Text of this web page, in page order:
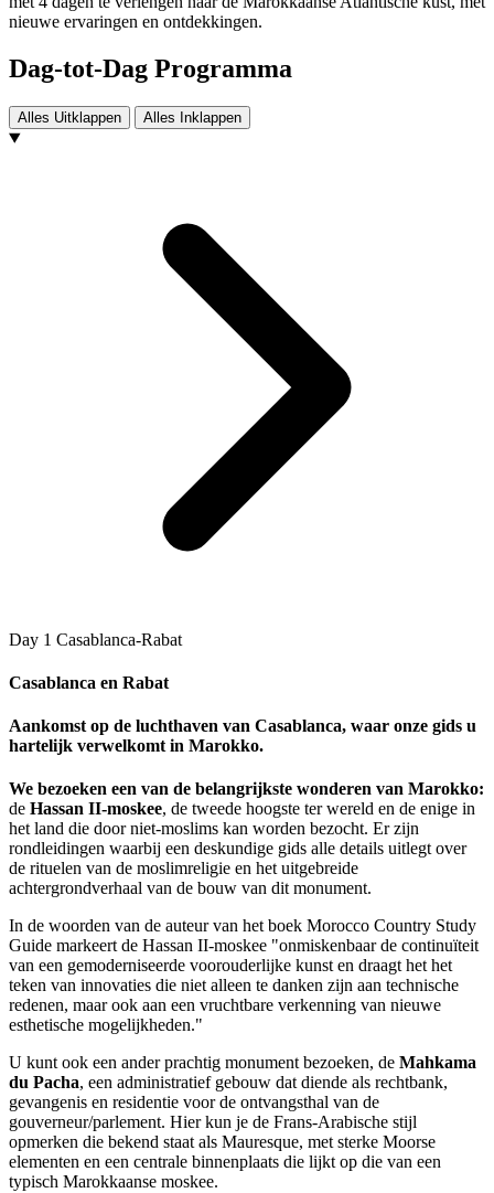
nieuwe ervaringen en ontdekkingen.
Dag-tot-Dag Programma
Alles Uitklappen Alles Inklappen
Day 1 Casablanca-Rabat
Casablanca en Rabat
Aankomst op de luchthaven van Casablanca, waar onze gids u
hartelijk verwelkomt in Marokko.
We bezoeken een van de belangrijkste wonderen van Marokko:
de Hassan II-moskee, de tweede hoogste ter wereld en de enige in
het land die door niet-moslims kan worden bezocht. Er zijn
rondleidingen waarbij een deskundige gids alle details uitlegt over
de rituelen van de moslimreligie en het uitgebreide
achtergrondverhaal van de bouw van dit monument.
In de woorden van de auteur van het boek Morocco Country Study
Guide markeert de Hassan II-moskee "onmiskenbaar de continuïteit
van een gemoderniseerde voorouderlijke kunst en draagt ​​het het
teken van innovaties die niet alleen te danken zijn aan technische
redenen, maar ook aan een vruchtbare verkenning van nieuwe
esthetische mogelijkheden."
U kunt ook een ander prachtig monument bezoeken, de Mahkama
du Pacha, een administratief gebouw dat diende als rechtbank,
gevangenis en residentie voor de ontvangsthal van de
gouverneur/parlement. Hier kun je de Frans-Arabische stijl
opmerken die bekend staat als Mauresque, met sterke Moorse
elementen en een centrale binnenplaats die lijkt op die van een
typisch Marokkaanse moskee.